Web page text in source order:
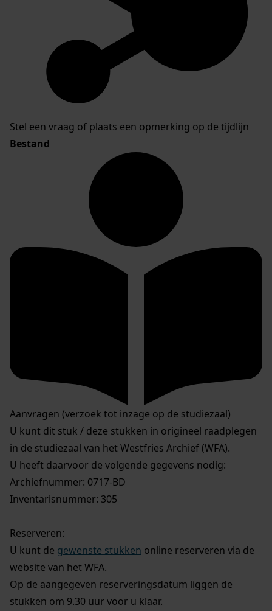
Stel een vraag of plaats een opmerking op de tijdlijn
Bestand
Aanvragen (verzoek tot inzage op de studiezaal)
U kunt dit stuk / deze stukken in origineel raadplegen
in de studiezaal van het Westfries Archief (WFA).
U heeft daarvoor de volgende gegevens nodig:
Archiefnummer: 0717-BD
Inventarisnummer: 305
Reserveren:
U kunt de gewenste stukken online reserveren via de
website van het WFA.
Op de aangegeven reserveringsdatum liggen de
stukken om 9.30 uur voor u klaar.